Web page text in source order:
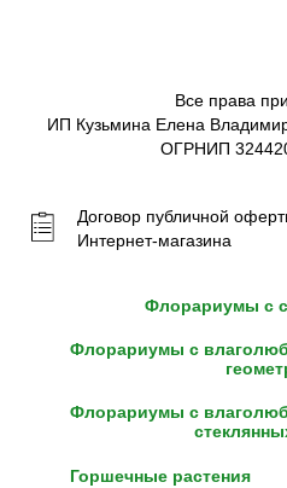
Все права
ИП Кузьмина Елена
ОГРНИП
Договор публичной
Интернет-магазина
Флорариумы с
Флорариумы с
Флорариумы с
Горшечные растения